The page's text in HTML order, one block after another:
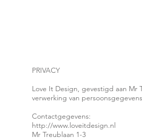
PRIVACY
Love It Design, gevestigd aan Mr
verwerking van
Contactgegevens:
http://www.loveitdesign.nl
Mr Treublaan 1-3